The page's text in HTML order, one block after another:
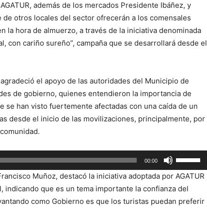
además de los mercados Presidente Ibáñez, y
otros locales del sector ofrecerán a los comensales
la hora de almuerzo, a través de la iniciativa denominada
con cariño sureño”, campaña que se desarrollará desde el
el apoyo de las autoridades del Municipio de
de gobierno, quienes entendieron la importancia de
se han visto fuertemente afectadas con una caída de un
desde el inicio de las movilizaciones, principalmente, por
00:00
las
teclas
de
flecha
Muñoz, destacó la iniciativa adoptada por AGATUR
indicando que es un tema importante la confianza del
como Gobierno es que los turistas puedan preferir